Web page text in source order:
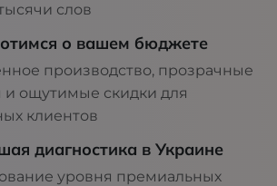
слов
о вашем бюджете
производство, прозрачные
и ощутимые скидки для
клиентов
диагностика в Украине
уровня премиальных